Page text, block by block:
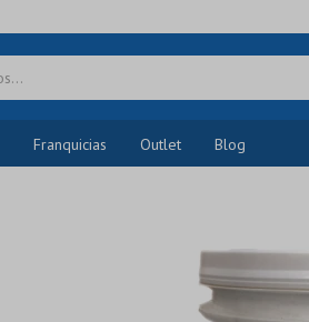
Franquicias Outlet Blog